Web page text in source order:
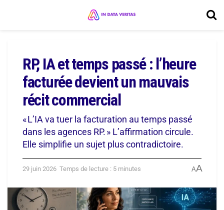
RP, IA et temps passé : l’heure
facturée devient un mauvais
récit commercial
« L’IA va tuer la facturation au temps passé
dans les agences RP. » L’affirmation circule.
Elle simplifie un sujet plus contradictoire.
29 juin 2026 Temps de lecture : 5 minutes AA